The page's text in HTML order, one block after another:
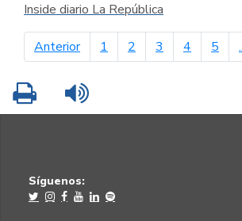
Inside diario La República
Anteriorpágina anterior
1 2 3 4 5
Imprimir
Síguenos: